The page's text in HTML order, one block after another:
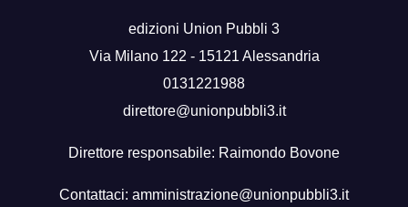
edizioni Union Pubbli 3
Via Milano 122 - 15121 Alessandria
0131221988
direttore@unionpubbli3.it
Direttore responsabile: Raimondo Bovone
Contattaci: amministrazione@unionpubbli3.it